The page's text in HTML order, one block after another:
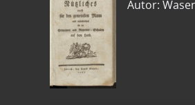
Autor: